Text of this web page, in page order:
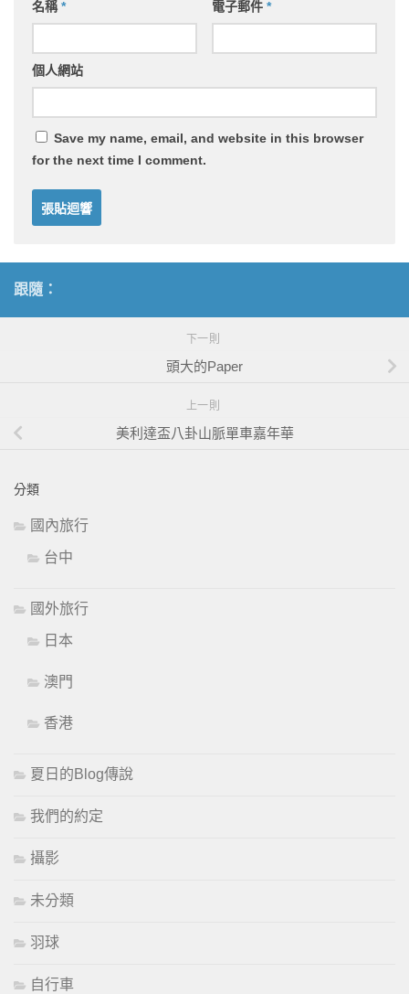
名稱* 電子郵件 *
個人網站
Save my name, email, and website in this browser
for the next time I comment.
跟隨：
下一則
頭大的Paper
上一則
美利達盃八卦山脈單車嘉年華
分類
國內旅行
台中
國外旅行
日本
澳門
香港
夏日的Blog傳說
我們的約定
攝影
未分類
羽球
自行車